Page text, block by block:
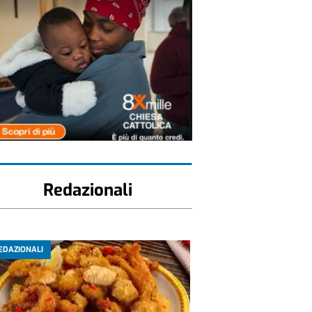
Redazionali